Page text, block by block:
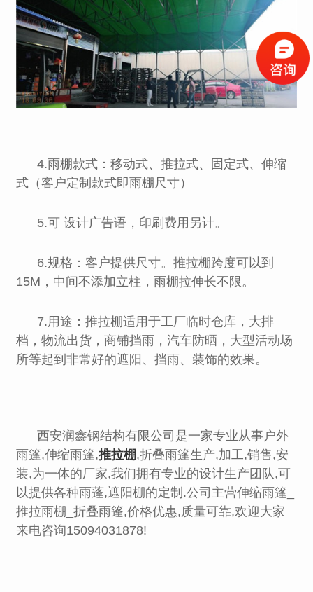
4.雨棚款式：移动式、推拉式、固定式、伸缩
式（客户定制款式即雨棚尺寸）
5.可 设计广告语，印刷费用另计。
6.规格：客户提供尺寸。推拉棚跨度可以到
15M，中间不添加立柱，雨棚拉伸长不限。
7.用途：推拉棚适用于工厂临时仓库，大排
档，物流出货，商铺挡雨，汽车防晒，大型活动场
所等起到非常好的遮阳、挡雨、装饰的效果。
西安润鑫钢结构有限公司是一家专业从事户外
雨篷,伸缩雨篷,推拉棚,折叠雨篷生产,加工,销售,安
装,为一体的厂家,我们拥有专业的设计生产团队,可
以提供各种雨蓬,遮阳棚的定制.公司主营伸缩雨篷_
推拉雨棚_折叠雨篷,价格优惠,质量可靠,欢迎大家
来电咨询15094031878!